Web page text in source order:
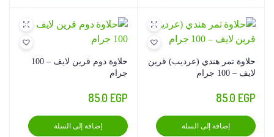
خلالالأشكال
المختلفة
الخيارات
على
حلاوة تمر هندي (عرديب) قرين
لايف – 100 جرام
85.0 EGP
إضافة إلى السلة
حلاوة دوم قرين لايف – 100
جرام
85.0 EGP
إضافة إلى السلة